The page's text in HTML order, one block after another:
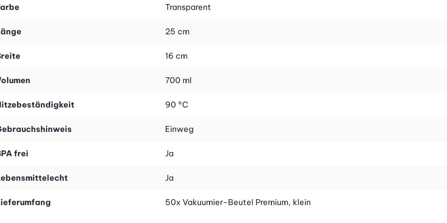
Transparent
25 cm
16 cm
700 ml
90 °C
Einweg
frei Ja
Ja
50x Vakuumier-Beutel Premium, klein